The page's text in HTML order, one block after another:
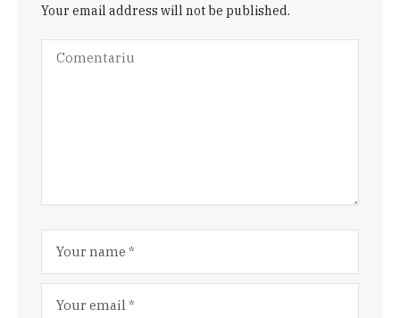
Your email address will not be published.